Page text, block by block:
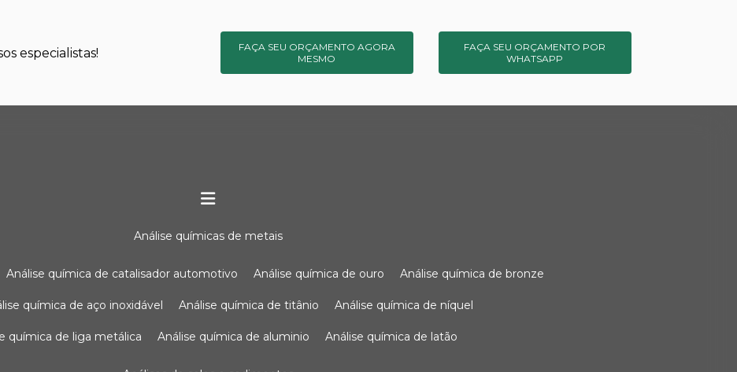
especialistas!
FAÇA SEU ORÇAMENTO AGORA
MESMO
FAÇA SEU ORÇAMENTO POR
WHATSAPP
análise químicas de metais
análise química de catalisador automotivo análise química de ouro análise química de bronze
química de aço inoxidável análise química de titânio análise química de níquel
química de liga metálica análise química de aluminio análise química de latão